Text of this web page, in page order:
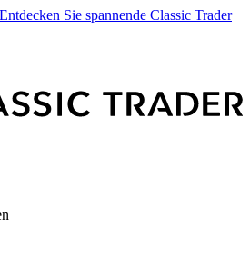
Entdecken Sie spannende Classic Trader